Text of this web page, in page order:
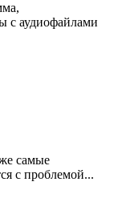
с аудиофайлами
самые
с проблемой...